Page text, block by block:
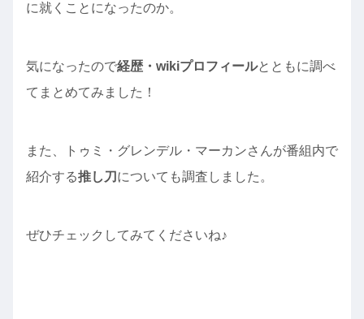
に就くことになったのか。
気になったので経歴・wikiプロフィールとともに調べ
てまとめてみました！
また、トゥミ・グレンデル・マーカンさんが番組内で
紹介する推し刀 についても調査しました。
ぜひチェックしてみてくださいね♪